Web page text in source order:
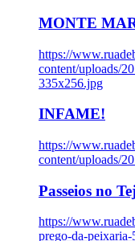
MONTE
https://
content/uploads/
335x256.jpg
INFAME!
https://
content/uploads/
Passeios no
https://
prego-da-